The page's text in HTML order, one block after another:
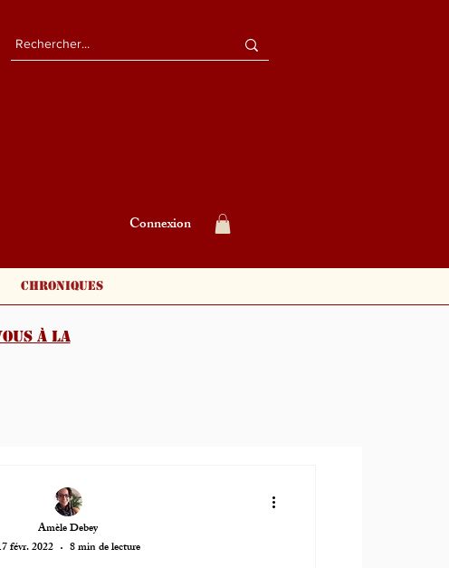
Connexion
Chroniques
à la
Amèle Debey
févr. 2022
8 min de lecture